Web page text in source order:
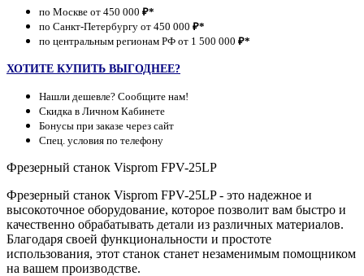
по Москве от 450 000 ₽*
по Санкт-Петербургу от 450 000 ₽*
по центральным регионам РФ от 1 500 000 ₽*
ХОТИТЕ КУПИТЬ ВЫГОДНЕЕ?
Нашли дешевле? Сообщите нам!
Скидка в Личном Кабинете
Бонусы при заказе через сайт
Спец. условия по телефону
Фрезерный станок Visprom FPV-25LP
Фрезерный станок Visprom FPV-25LP - это надежное и
высокоточное оборудование, которое позволит вам быстро и
качественно обрабатывать детали из различных материалов.
Благодаря своей функциональности и простоте
использования, этот станок станет незаменимым помощником
на вашем производстве.